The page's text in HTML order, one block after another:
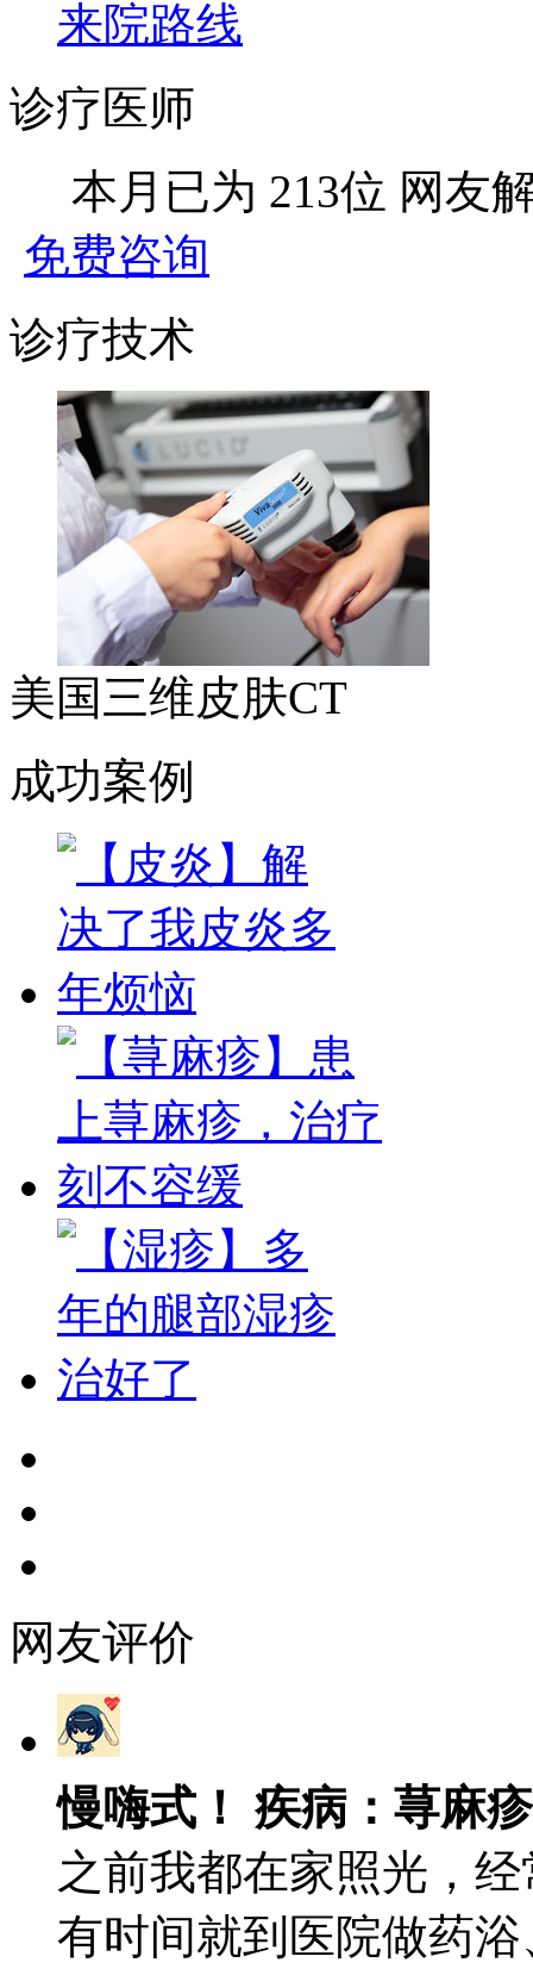
来院路线
诊疗医师
本月已为 213位 网友
免费咨询
诊疗技术
美国三维皮肤CT
成功案例
网友评价
慢嗨式！ 疾病：荨麻疹
之前我都在家照光，
有时间就到医院做药